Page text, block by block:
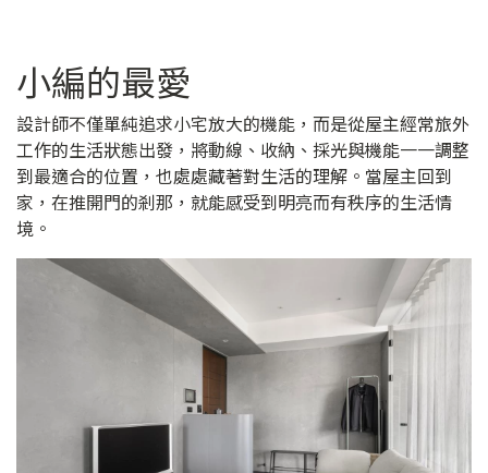
小編的最愛
設計師不僅單純追求小宅放大的機能，而是從屋主經常旅外
工作的生活狀態出發，將動線、收納、採光與機能一一調整
到最適合的位置，也處處藏著對生活的理解。當屋主回到
家，在推開門的剎那，就能感受到明亮而有秩序的生活情
境。